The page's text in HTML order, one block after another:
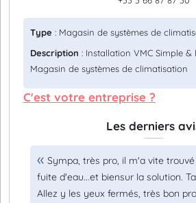
Type : Magasin de systèmes de
Description : Installation VMC Simple &
Magasin de systèmes de climatisation
C'est votre entreprise ?
Les derniers
Sympa, très pro, il m'a vite
fuite d'eau...et biensur la solution.
Allez y les yeux fermés, très bon